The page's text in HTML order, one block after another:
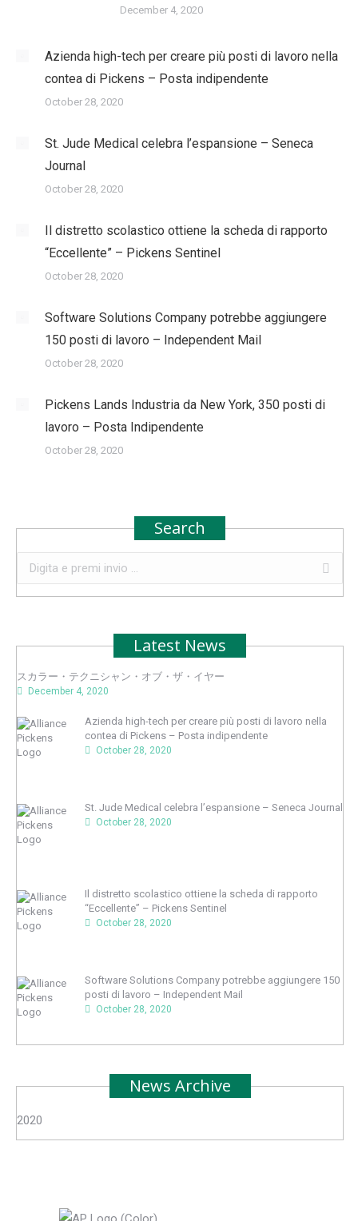
December 4, 2020
Azienda high-tech per creare più posti di lavoro nella
contea di Pickens – Posta indipendente
October 28, 2020
St. Jude Medical celebra l’espansione – Seneca
Journal
October 28, 2020
Il distretto scolastico ottiene la scheda di rapporto
“Eccellente” – Pickens Sentinel
October 28, 2020
Software Solutions Company potrebbe aggiungere
150 posti di lavoro – Independent Mail
October 28, 2020
Pickens Lands Industria da New York, 350 posti di
lavoro – Posta Indipendente
October 28, 2020
Search
Search:
Latest News
スカラー・テクニシャン・オブ・ザ・イヤー
December 4, 2020
Azienda high-tech per creare più posti di lavoro nella
contea di Pickens – Posta indipendente
October 28, 2020
St. Jude Medical celebra l’espansione – Seneca Journal
October 28, 2020
Il distretto scolastico ottiene la scheda di rapporto
“Eccellente” – Pickens Sentinel
October 28, 2020
Software Solutions Company potrebbe aggiungere 150
posti di lavoro – Independent Mail
October 28, 2020
News Archive
2020